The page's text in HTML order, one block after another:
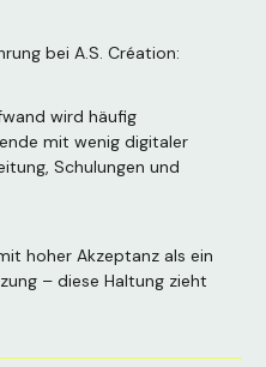
bei A.S. Création:
wird häufig
mit wenig digitaler
Schulungen und
hoher Akzeptanz als ein
– diese Haltung zieht